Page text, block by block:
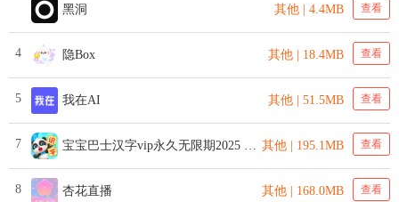
黑洞 其他 | 4.4MB 查看
4 隐Box 其他 | 18.4MB 查看
5 我在AI 其他 | 51.5MB 查看
7 其他 | 195.1MB 查看
8 杏花直播 其他 | 168.0MB 查看